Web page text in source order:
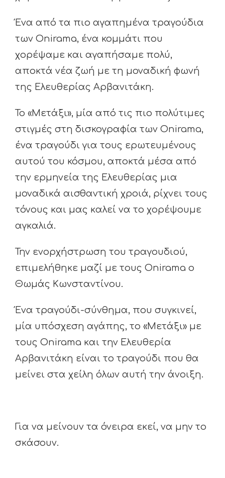
Ένα από τα πιο αγαπημένα τραγούδια
των Onirama, ένα κομμάτι που
χορέψαμε και αγαπήσαμε πολύ,
αποκτά νέα ζωή με τη μοναδική φωνή
της Ελευθερίας Αρβανιτάκη.
Το «Μετάξι», μία από τις πιο πολύτιμες
στιγμές στη δισκογραφία των Onirama,
ένα τραγούδι για τους ερωτευμένους
αυτού του κόσμου, αποκτά μέσα από
την ερμηνεία της Ελευθερίας μια
μοναδικά αισθαντική χροιά, ρίχνει τους
τόνους και μας καλεί να το χορέψουμε
αγκαλιά.
Την ενορχήστρωση του τραγουδιού,
επιμελήθηκε μαζί με τους Onirama ο
Θωμάς Κωνσταντίνου.
Ένα τραγούδι-σύνθημα, που συγκινεί,
μία υπόσχεση αγάπης, το «Μετάξι» με
τους Onirama και την Ελευθερία
Αρβανιτάκη είναι το τραγούδι που θα
μείνει στα χείλη όλων αυτή την άνοιξη.
Για να μείνουν τα όνειρα εκεί, να μην το
σκάσουν.